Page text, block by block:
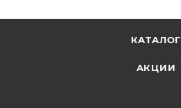
КАТАЛОГ
АКЦИИ